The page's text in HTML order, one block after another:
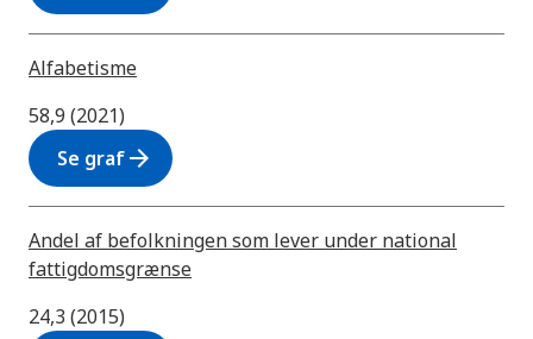
Alfabetisme
58,9 (2021)
Se grafarrow_forward
Andel af befolkningen som lever under national
fattigdomsgrænse
24,3 (2015)